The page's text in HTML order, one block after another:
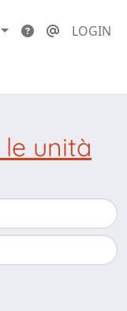
LOGIN
unità